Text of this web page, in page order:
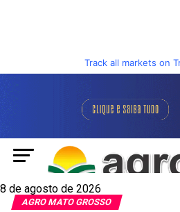
Track all markets on
8 de agosto de 2026
AGRO MATO GROSSO